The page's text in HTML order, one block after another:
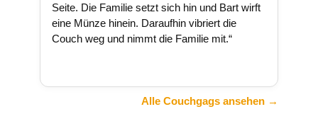
Seite. Die Familie setzt sich hin und Bart wirft
eine Münze hinein. Daraufhin vibriert die
Couch weg und nimmt die Familie mit.“
Alle Couchgags ansehen →